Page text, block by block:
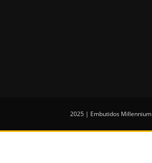
2025 | Embutidos Millennium